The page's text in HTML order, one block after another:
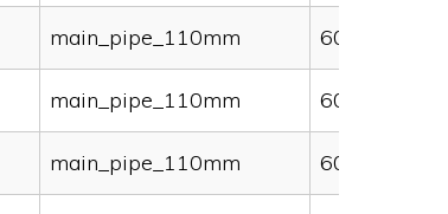
main_pipe_110mm 60000
main_pipe_110mm 60000
main_pipe_110mm 60000